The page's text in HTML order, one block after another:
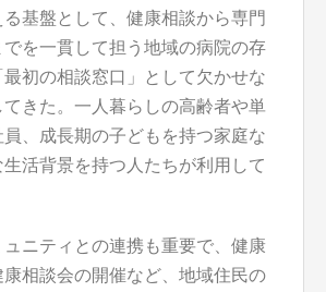
基盤として、健康相談から専門
でを一貫して担う地域の病院の存
初の相談窓口」として欠かせな
きた。一人暮らしの高齢者や単
、成長期の子どもを持つ家庭な
活背景を持つ人たちが利用して
ュニティとの連携も重要で、健康
相談会の開催など、地域住民の